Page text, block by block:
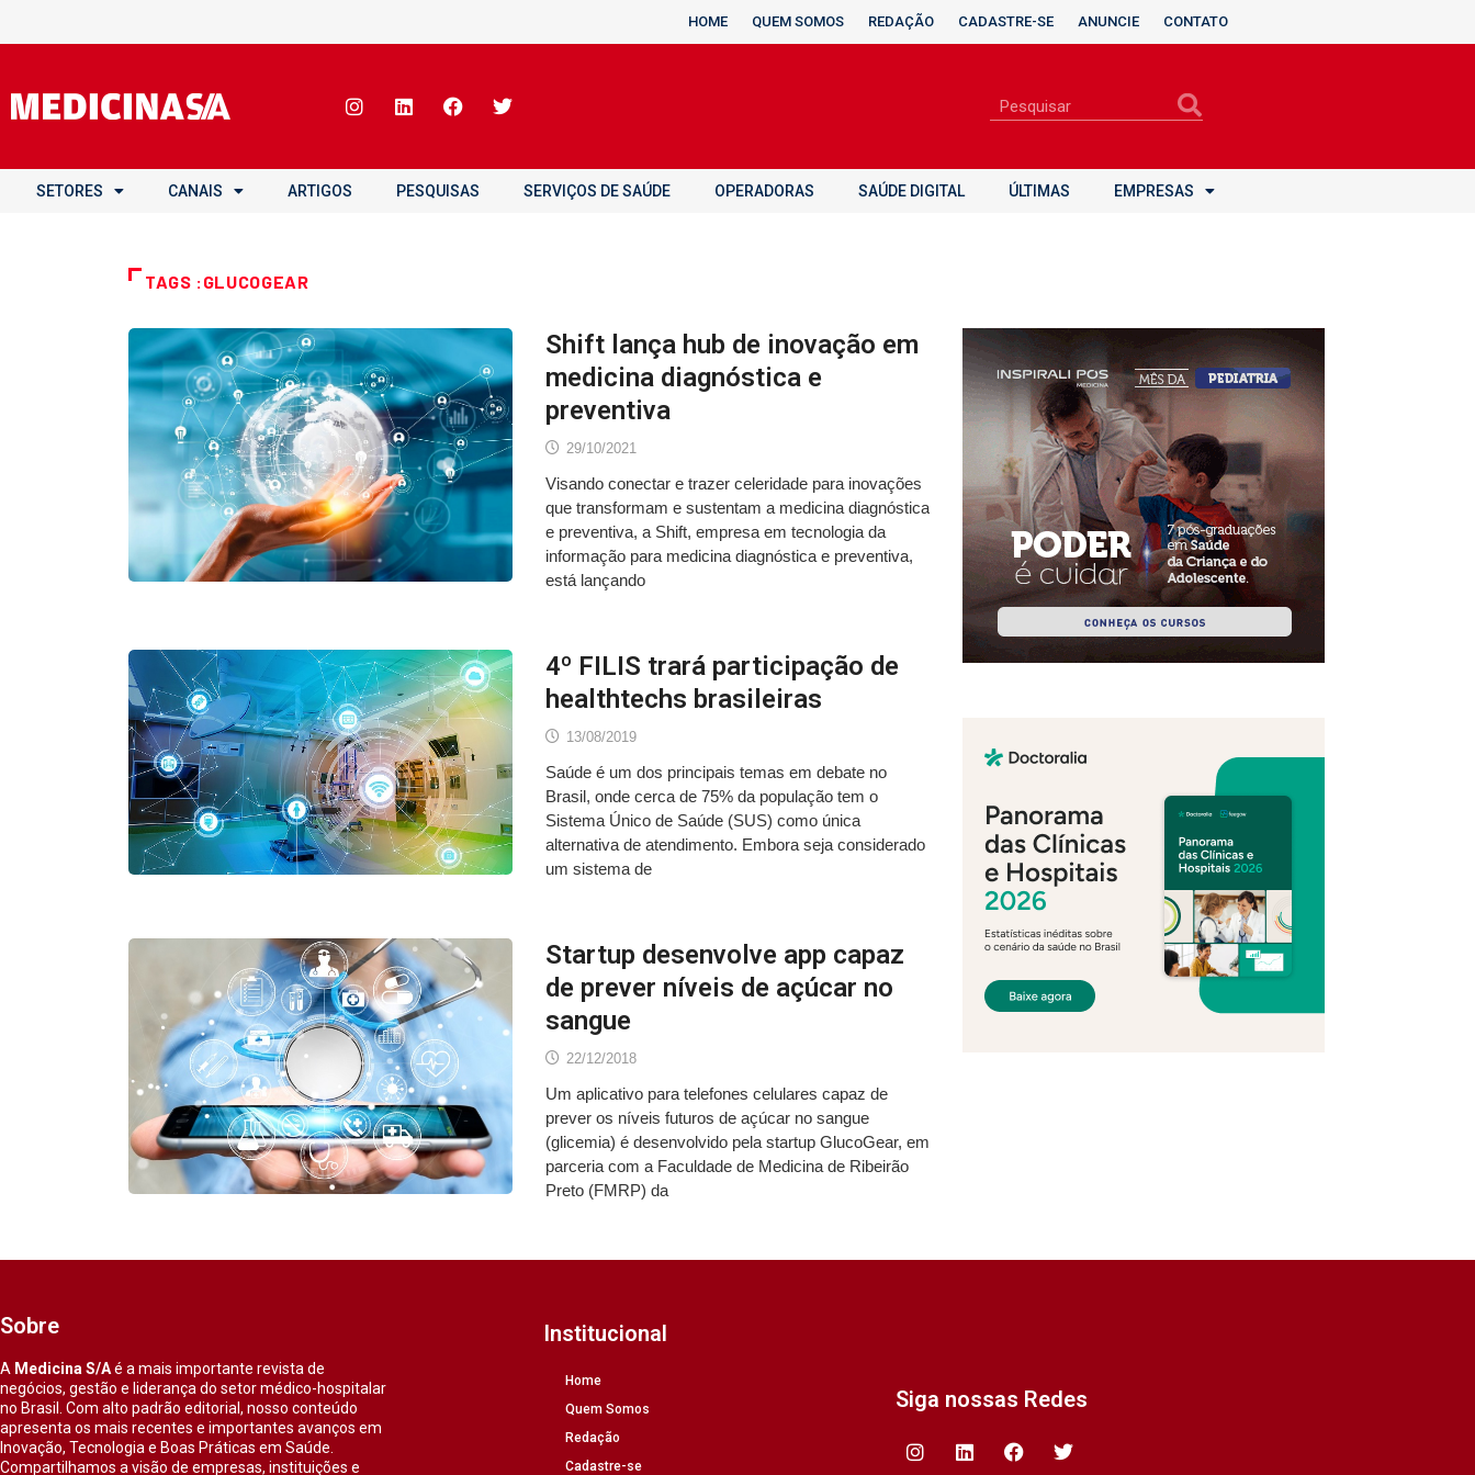
HOME QUEM SOMOS REDAÇÃO CADASTRE-SE ANUNCIE CONTATO
SETORES CANAIS ARTIGOS PESQUISAS SERVIÇOS DE SAÚDE OPERADORAS SAÚDE DIGITAL ÚLTIMAS EMPRESAS
TAGS :GLUCOGEAR
Shift lança hub de inovação em
medicina diagnóstica e
preventiva
29/10/2021
Visando conectar e trazer celeridade para inovações
que transformam e sustentam a medicina diagnóstica
e preventiva, a Shift, empresa em tecnologia da
informação para medicina diagnóstica e preventiva,
está lançando
4º FILIS trará participação de
healthtechs brasileiras
13/08/2019
Saúde é um dos principais temas em debate no
Brasil, onde cerca de 75% da população tem o
Sistema Único de Saúde (SUS) como única
alternativa de atendimento. Embora seja considerado
um sistema de
Startup desenvolve app capaz
de prever níveis de açúcar no
sangue
22/12/2018
Um aplicativo para telefones celulares capaz de
prever os níveis futuros de açúcar no sangue
(glicemia) é desenvolvido pela startup GlucoGear, em
parceria com a Faculdade de Medicina de Ribeirão
Preto (FMRP) da
Sobre
A Medicina S/Aé a mais importante revista de
negócios, gestão e liderança do setor médico-hospitalar
no Brasil. Com alto padrão editorial, nosso conteúdo
apresenta os mais recentes e importantes avanços em
Inovação, Tecnologia e Boas Práticas em Saúde.
Compartilhamos a visão de empresas, instituições e
Institucional
Home
Quem Somos
Redação
Cadastre-se
Siga nossas Redes